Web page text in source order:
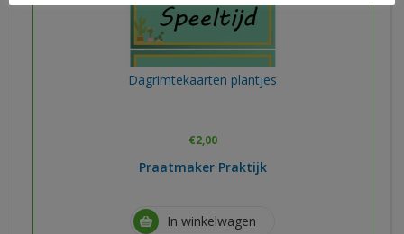
Dagrimtekaarten plantjes
€2,00
Praatmaker Praktijk
In winkelwagen